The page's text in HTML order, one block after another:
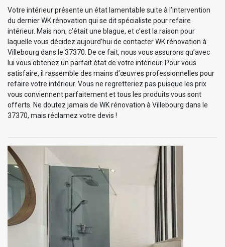
Votre intérieur présente un état lamentable suite à l’intervention
du dernier WK rénovation qui se dit spécialiste pour refaire
intérieur. Mais non, c’était une blague, et c’est la raison pour
laquelle vous décidez aujourd’hui de contacter WK rénovation à
Villebourg dans le 37370. De ce fait, nous vous assurons qu’avec
lui vous obtenez un parfait état de votre intérieur. Pour vous
satisfaire, il rassemble des mains d’œuvres professionnelles pour
refaire votre intérieur. Vous ne regretteriez pas puisque les prix
vous conviennent parfaitement et tous les produits vous sont
offerts. Ne doutez jamais de WK rénovation à Villebourg dans le
37370, mais réclamez votre devis !